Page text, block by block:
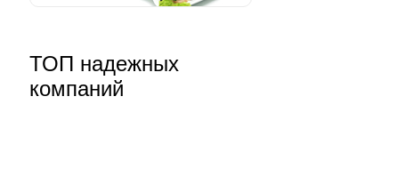
ТОП надежных
компаний